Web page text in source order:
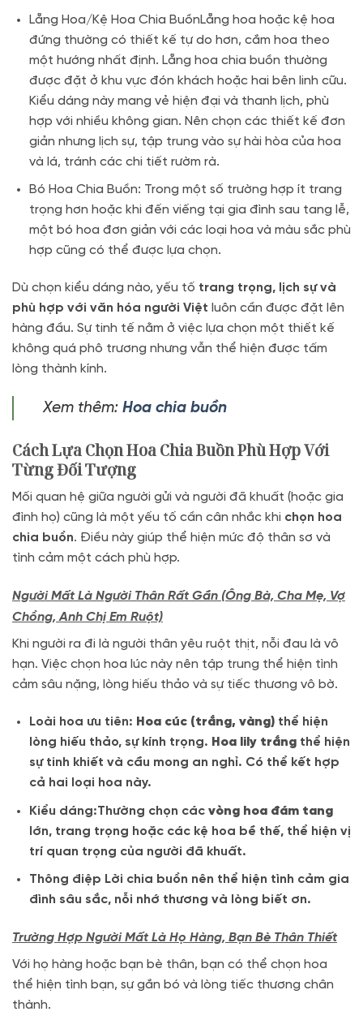
Lẵng Hoa/Kệ Hoa Chia BuồnLẵng hoa hoặc kệ hoa
đứng thường có thiết kế tự do hơn, cắm hoa theo
một hướng nhất định. Lẵng hoa chia buồn thường
được đặt ở khu vực đón khách hoặc hai bên linh cữu.
Kiểu dáng này mang vẻ hiện đại và thanh lịch, phù
hợp với nhiều không gian. Nên chọn các thiết kế đơn
giản nhưng lịch sự, tập trung vào sự hài hòa của hoa
và lá, tránh các chi tiết rườm rà.
Bó Hoa Chia Buồn: Trong một số trường hợp ít trang
trọng hơn hoặc khi đến viếng tại gia đình sau tang lễ,
một bó hoa đơn giản với các loại hoa và màu sắc phù
hợp cũng có thể được lựa chọn.
Dù chọn kiểu dáng nào, yếu tố trang trọng, lịch sự và
phù hợp với văn hóa người Việt luôn cần được đặt lên
hàng đầu. Sự tinh tế nằm ở việc lựa chọn một thiết kế
không quá phô trương nhưng vẫn thể hiện được tấm
lòng thành kính.
Xem thêm: Hoa chia buồn
Cách Lựa Chọn Hoa Chia Buồn Phù Hợp Với
Từng Đối Tượng
Mối quan hệ giữa người gửi và người đã khuất (hoặc gia
đình họ) cũng là một yếu tố cần cân nhắc khi chọn hoa
chia buồn. Điều này giúp thể hiện mức độ thân sơ và
tình cảm một cách phù hợp.
Người Mất Là Người Thân Rất Gần (Ông Bà, Cha Mẹ, Vợ
Chồng, Anh Chị Em Ruột)
Khi người ra đi là người thân yêu ruột thịt, nỗi đau là vô
hạn. Việc chọn hoa lúc này nên tập trung thể hiện tình
cảm sâu nặng, lòng hiếu thảo và sự tiếc thương vô bờ.
Loài hoa ưu tiên: Hoa cúc (trắng, vàng)thể hiện
lòng hiếu thảo, sự kính trọng. Hoa lily trắngthể hiện
sự tinh khiết và cầu mong an nghỉ. Có thể kết hợp
cả hai loại hoa này.
Kiểu dáng:Thường chọn các vòng hoa đám tang
lớn, trang trọng hoặc các kệ hoa bề thế, thể hiện vị
trí quan trọng của người đã khuất.
Thông điệp Lời chia buồn nên thể hiện tình cảm gia
đình sâu sắc, nỗi nhớ thương và lòng biết ơn.
Trường Hợp Người Mất Là Họ Hàng, Bạn Bè Thân Thiết
Với họ hàng hoặc bạn bè thân, bạn có thể chọn hoa
thể hiện tình bạn, sự gắn bó và lòng tiếc thương chân
thành.